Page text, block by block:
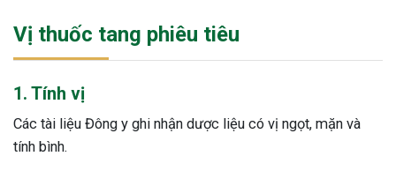
Vị thuốc tang phiêu tiêu
1. Tính vị
Các tài liệu Đông y ghi nhận dược liệu có vị ngọt, mặn và
tính bình.